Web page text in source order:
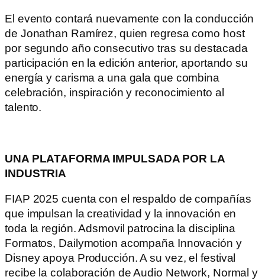
El evento contará nuevamente con la conducción
de Jonathan Ramírez, quien regresa como host
por segundo año consecutivo tras su destacada
participación en la edición anterior, aportando su
energía y carisma a una gala que combina
celebración, inspiración y reconocimiento al
talento.
UNA PLATAFORMA IMPULSADA POR LA
INDUSTRIA
FIAP 2025 cuenta con el respaldo de compañías
que impulsan la creatividad y la innovación en
toda la región. Adsmovil patrocina la disciplina
Formatos, Dailymotion acompaña Innovación y
Disney apoya Producción. A su vez, el festival
recibe la colaboración de Audio Network, Normal y